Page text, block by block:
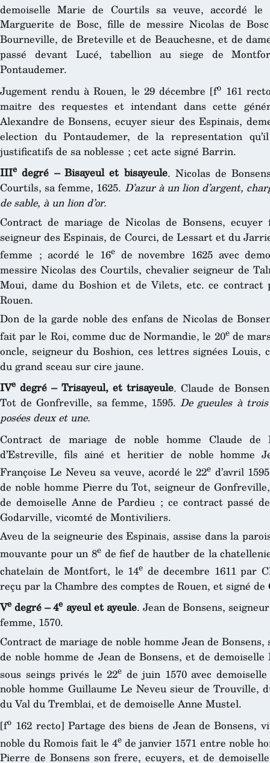
demoiselle Marie de Courtils sa veuve, accordé le
Marguerite de Bosc, fille de messire Nicolas de
Bourneville, de Breteville et de Beauchesne, et de
passé devant Lucé, tabellion au siege de
Pontaudemer.
Jugement rendu à Rouen, le 29 décembre [fo161
maitre des requestes et intendant dans cette
Alexandre de Bonsens, ecuyer sieur des Espinais,
election du Pontaudemer, de la representation
justificatifs de sa noblesse ; cet acte signé Barrin.
IIIe degré – Bisayeul et bisayeule. Nicolas de
Courtils, sa femme, 1625. D’azur à un lion d’argent,
de sable, à un lion d’or.
Contract de mariage de Nicolas de Bonsens,
seigneur des Espinais, de Courci, de Lessart et du
femme ; acordé le 16ede novembre 1625 avec
messire Nicolas des Courtils, chevalier seigneur de
Moui, dame du Boshion et de Vilets, etc. ce contract
Rouen.
Don de la garde noble des enfans de Nicolas de
fait par le Roi, comme duc de Normandie, le 20ede
oncle, seigneur du Boshion, ces lettres signées Louis,
du grand sceau sur cire jaune.
IVe degré – Trisayeul, et trisayeule. Claude de
Tot de Gonfreville, sa femme, 1595.De gueules à
posées deux et une.
Contract de mariage de noble homme Claude de
d’Estreville, fils ainé et heritier de noble homme
Françoise Le Neveu sa veuve, acordé le 22e d’avril
de noble homme Pierre du Tot, seigneur de
de demoiselle Anne de Pardieu ; ce contract passé
Godarville, vicomté de Montiviliers.
Aveu de la seigneurie des Espinais, assise dans la
mouvante pour un 8ede fief de hautber de la
chatelain de Montfort, le 14e de decembre 1611 par
reçu par la Chambre des comptes de Rouen, et signé de
Ve degré – 4e ayeul et ayeule. Jean de Bonsens,
femme, 1570.
Contract de mariage de noble homme Jean de
de noble homme de Jean de Bonsens, et de
sous seings privés le 22e de juin 1570 avec
noble homme Guillaume Le Neveu sieur de Trouville,
du Val du Tremblai, et de demoiselle Anne Mustel.
[fo 162 recto] Partage des biens de Jean de Bonsens,
noble du Romois fait le 4e de janvier 1571 entre noble
Pierre de Bonsens son frere, ecuyers, et de